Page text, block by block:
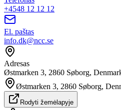
+4548 12 12 12
El. paštas
info.dk@ncc.se
Adresas
Østmarken 3, 2860 Søborg,
Østmarken 3, 2860 Søborg,
Rodyti žemėlapyje